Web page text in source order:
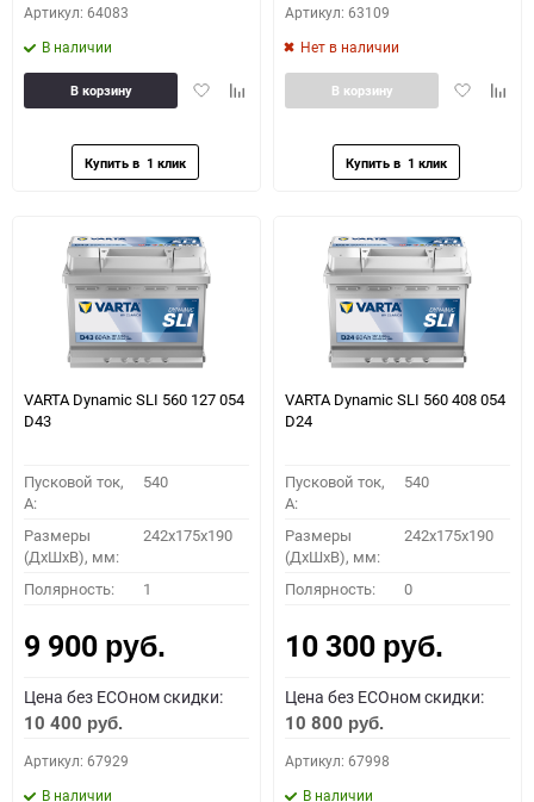
Артикул: 64083
В наличии
ДобавитьДобавить
В корзину
Артикул: 63109
Нет в наличии
Добавить
В корзину
VARTA Dynamic SLI 560 127 054
D43
Пусковой ток,
A:
540
Размеры
(ДхШхВ), мм:
242x175x190
Полярность: 1
9 900 руб.
Цена без ECOном скидки:
10 400 руб.
Артикул: 67929
В наличии
VARTA Dynamic SLI 560 408 054
D24
Пусковой ток,
A:
540
Размеры
(ДхШхВ), мм:
242x175x190
Полярность: 0
10 300 руб.
Цена без ECOном скидки:
10 800 руб.
Артикул: 67998
В наличии